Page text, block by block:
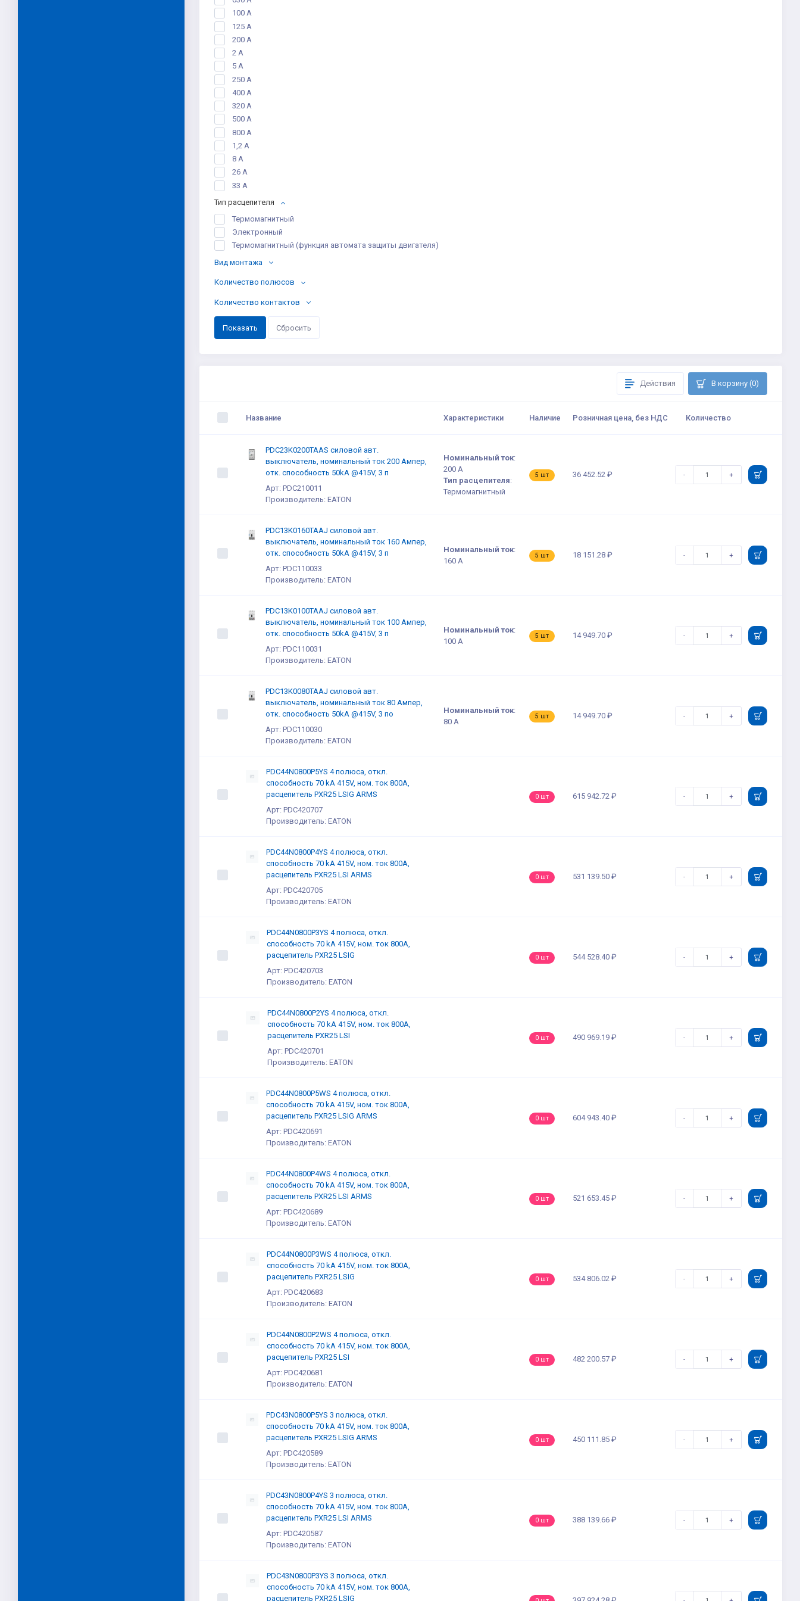
Действия В корзину (0)
Название Характеристики Наличие Розничная цена, без НДС Количество
PDC23K0200TAAS силовой авт.
выключатель, номинальный ток 200 Ампер,
отк. способность 50kA @415V, 3 п
Арт: PDC210011
Производитель: EATON
Номинальный ток:
200 А
Тип расцепителя:
Термомагнитный
5 шт 36 452.52 ₽ - +
PDC13K0160TAAJ силовой авт.
выключатель, номинальный ток 160 Ампер,
отк. способность 50kA @415V, 3 п
Арт: PDC110033
Производитель: EATON
Номинальный ток:
160 А
5 шт 18 151.28 ₽ - +
PDC13K0100TAAJ силовой авт.
выключатель, номинальный ток 100 Ампер,
отк. способность 50kA @415V, 3 п
Арт: PDC110031
Производитель: EATON
Номинальный ток:
100 А
5 шт 14 949.70 ₽ - +
PDC13K0080TAAJ силовой авт.
выключатель, номинальный ток 80 Ампер,
отк. способность 50kA @415V, 3 по
Арт: PDC110030
Производитель: EATON
Номинальный ток:
80 А
5 шт 14 949.70 ₽ - +
PDC44N0800P5YS 4 полюса, откл.
способность 70 kA 415V, ном. ток 800А,
расцепитель PXR25 LSIG ARMS
Арт: PDC420707
Производитель: EATON
0 шт 615 942.72 ₽ - +
PDC44N0800P4YS 4 полюса, откл.
способность 70 kA 415V, ном. ток 800А,
расцепитель PXR25 LSI ARMS
Арт: PDC420705
Производитель: EATON
0 шт 531 139.50 ₽ - +
PDC44N0800P3YS 4 полюса, откл.
способность 70 kA 415V, ном. ток 800А,
расцепитель PXR25 LSIG
Арт: PDC420703
Производитель: EATON
0 шт 544 528.40 ₽ - +
PDC44N0800P2YS 4 полюса, откл.
способность 70 kA 415V, ном. ток 800А,
расцепитель PXR25 LSI
Арт: PDC420701
Производитель: EATON
0 шт 490 969.19 ₽ - +
PDC44N0800P5WS 4 полюса, откл.
способность 70 kA 415V, ном. ток 800А,
расцепитель PXR25 LSIG ARMS
Арт: PDC420691
Производитель: EATON
0 шт 604 943.40 ₽ - +
PDC44N0800P4WS 4 полюса, откл.
способность 70 kA 415V, ном. ток 800А,
расцепитель PXR25 LSI ARMS
Арт: PDC420689
Производитель: EATON
0 шт 521 653.45 ₽ - +
PDC44N0800P3WS 4 полюса, откл.
способность 70 kA 415V, ном. ток 800А,
расцепитель PXR25 LSIG
Арт: PDC420683
Производитель: EATON
0 шт 534 806.02 ₽ - +
PDC44N0800P2WS 4 полюса, откл.
способность 70 kA 415V, ном. ток 800А,
расцепитель PXR25 LSI
Арт: PDC420681
Производитель: EATON
0 шт 482 200.57 ₽ - +
PDC43N0800P5YS 3 полюса, откл.
способность 70 kA 415V, ном. ток 800А,
расцепитель PXR25 LSIG ARMS
Арт: PDC420589
Производитель: EATON
0 шт 450 111.85 ₽ - +
PDC43N0800P4YS 3 полюса, откл.
способность 70 kA 415V, ном. ток 800А,
расцепитель PXR25 LSI ARMS
Арт: PDC420587
Производитель: EATON
0 шт 388 139.66 ₽ - +
PDC43N0800P3YS 3 полюса, откл.
способность 70 kA 415V, ном. ток 800А,
расцепитель PXR25 LSIG
100 А
125 А
200 А
2 А
5 А
250 A
400 A
320 А
500 А
800 А
1,2 А
8 А
26 А
33 А
Тип расцепителя
Термомагнитный
Электронный
Термомагнитный (функция автомата защиты двигателя)
Вид монтажа
Количество полюсов
Количество контактов